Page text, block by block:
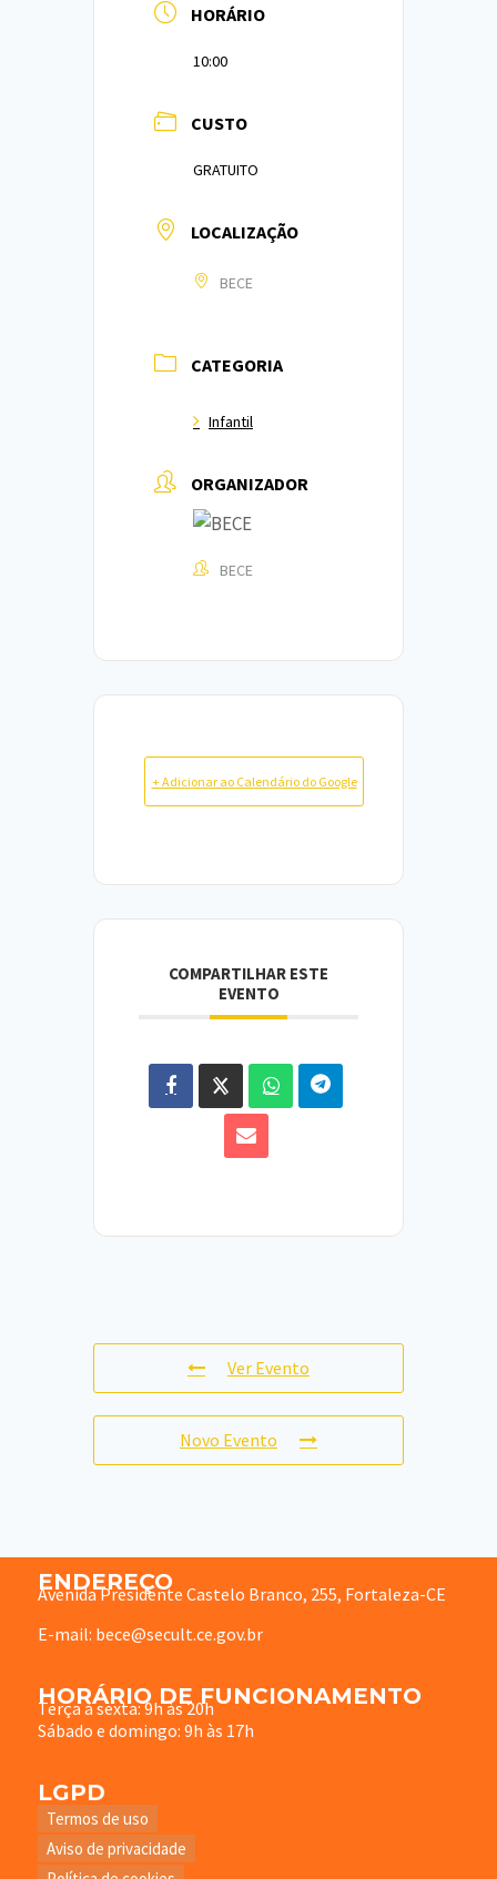
HORÁRIO
10:00
CUSTO
GRATUITO
LOCALIZAÇÃO
BECE
CATEGORIA
Infantil
ORGANIZADOR
BECE
+ Adicionar ao Calendário do Google
COMPARTILHAR ESTE
EVENTO
Ver Evento
Novo Evento
ENDEREÇO
Avenida Presidente Castelo Branco, 255, Fortaleza-CE
E-mail: bece@secult.ce.gov.br
HORÁRIO DE FUNCIONAMENTO
Terça à sexta: 9h às 20h
Sábado e domingo: 9h às 17h
LGPD
Termos de uso
Aviso de privacidade